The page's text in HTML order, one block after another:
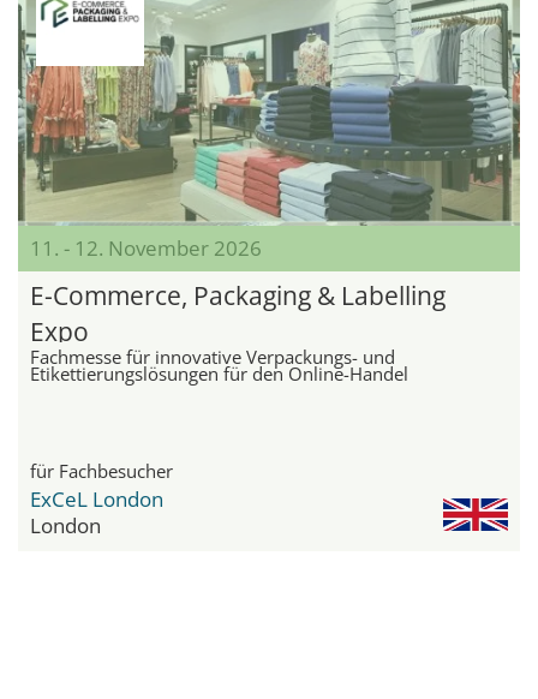
11. - 12. November 2026
E-Commerce, Packaging & Labelling
Expo
Fachmesse für innovative Verpackungs- und
Etikettierungslösungen für den Online-Handel
für Fachbesucher
ExCeL London
London